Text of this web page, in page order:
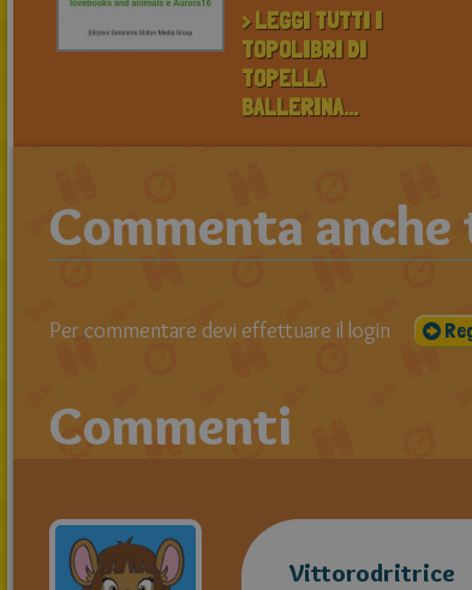
> LEGGI TUTTI I
TOPOLIBRI DI
TOPELLA
BALLERINA...
Commenta
Per commentare devi effettuare il login
Commenti
Vittorodritrice